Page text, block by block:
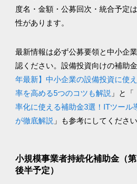
度名・金額・公募回次・統合予定
性があります。
最新情報は必ず公募要領と中小企
認ください。設備投資向けの補助
年最新】中小企業の設備投資に使
率を高める5つのコツも解説 」と「
率化に使える補助金3選！ITツール
が徹底解説 」も参考にしてください
小規模事業者持続化補助金（
後半予定）